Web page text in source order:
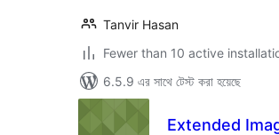
Tanvir Hasan
Fewer than 10 active
6.5.9 এর সাথে টেস্ট করা হয়েছে
Extended